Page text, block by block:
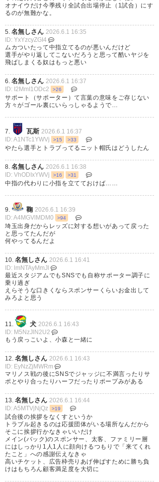
752 名無しが急に来たので 2026/05/31(日) 23:09:22 ID:2KMNDOYB0
サポーターが足引っ張ってどうすんだよ
754名無しが急に来たので2026/05/31(日) 23:11:06 ID:+GgpKr/u0
試合後の挨拶とか辞めれば良いのに
761名無しが急に来たので2026/05/31(日) 23:14:09 ID:sHnwk89d0
>>754
それが1番良いな
774名無しが急に来たので2026/05/31(日) 23:21:59 ID:i429yp300
やってるね3分50秒頃
https://youtu.be/vQBlx293XiE?
si=bjMQyK3gE0AmlBH8
778 名無しが急に来たので 2026/05/31(日) 23:24:41 ID:sHnwk89d0
>>774
782名無しが急に来たので 2026/05/31(日) 23:28:11 ID:lU40b5Bn0
>>774
はっきりした証拠だね
こりゃ駄目だわ
785 名無しが急に来たので 2026/05/31(日) 23:29:20 ID:8s1MfetT0
オナイウだけ今季残り全試合出場停止（1試合）にす
るのが無難かな。
5. 名無しさん 2026.6.1 16:35
ID: YxYzcyZGI4
ムカついたって中指立てるのが悪いんだけど
選手がやり返してこないだろうと思って酷いヤジを
飛ばしまくる奴はもっと悪い
6. 名無しさん 2026.6.1 16:37
ID: I2MmI1ODc2
>26
サポート（サポーター）て言葉の意味をご存じない
方々がゴール裏にいらっしゃるようで…
7. 瓦斯 2026.6.1 16:37
ID: A1NTc1YWVj
>15 >33
やたら選手とトラブってるニット帽氏はどうしたん
8. 名無しさん 2026.6.1 16:38
ID: VhODIxYWVj
>16 >31
中指の代わりに小指を立てておけば……
9. 鞠 2026.6.1 16:39
ID: A4MGVlMDM0
>94
埼玉出身だからレッズに対する想いがあって戻った
と思ってたんだが
何やってるんだよ
10. 名無しさん 2026.6.1 16:41
ID: lmNTAyMmJl
最近スタジアムでもSNSでも自称サポーター調子に
乗り過ぎ
えらそうな口きくならスポンサーくらいお金出して
みろよと思う
11. 犬 2026.6.1 16:43
ID: M5NzJlN2U2
もう戻っこいよ、小森と一緒に
12. 名無しさん 2026.6.1 16:43
ID: EyNzZjMWRm
マリノス戦の後にSNSでジャッジに不満言ったりサ
ポとやり合ったりハーフだったりポープみがある
13. 名無しさん 2026.6.1 16:44
ID: A5MTVjNjQz
>19
試合後の挨拶をなくすというか
トラブル起きるのは応援団体がいる場所なんだから
そこに挨拶行かなきゃいいだけ
メイン(バック)のスポンサー、太客、ファミリー層
にはしっかり1人1人に顔向けるつもりで「来てくれ
たこと」への感謝伝えなきゃ
高いチケット、広告枠売りあげ伸ばすために勝ち負
けはもちろん顧客満足度を大切に